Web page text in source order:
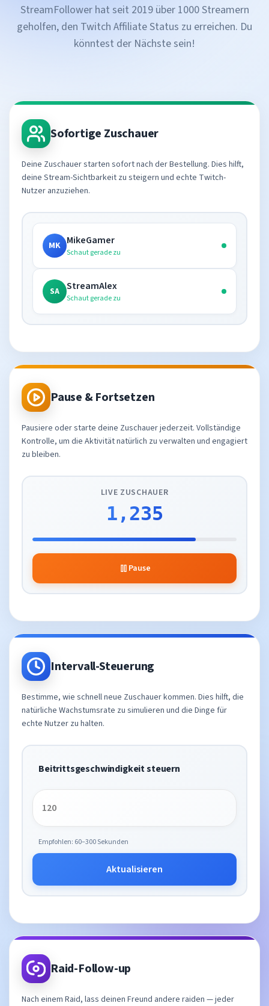
StreamFollower hat seit 2019 über 1000 Streamern
geholfen, den Twitch Affiliate Status zu erreichen. Du
könntest der Nächste sein!
Sofortige Zuschauer
Deine Zuschauer starten sofort nach der Bestellung. Dies hilft,
deine Stream-Sichtbarkeit zu steigern und echte Twitch-
Nutzer anzuziehen.
MK MikeGamer
Schaut gerade zu
SA StreamAlex
Schaut gerade zu
Pause & Fortsetzen
Pausiere oder starte deine Zuschauer jederzeit. Vollständige
Kontrolle, um die Aktivität natürlich zu verwalten und engagiert
zu bleiben.
LIVE ZUSCHAUER
1,235
Pause
Intervall-Steuerung
Bestimme, wie schnell neue Zuschauer kommen. Dies hilft, die
natürliche Wachstumsrate zu simulieren und die Dinge für
echte Nutzer zu halten.
Beitrittsgeschwindigkeit steuern
Empfohlen: 60–300 Sekunden
Aktualisieren
Raid-Follow-up
Nach einem Raid, lass deinen Freund andere raiden — jeder